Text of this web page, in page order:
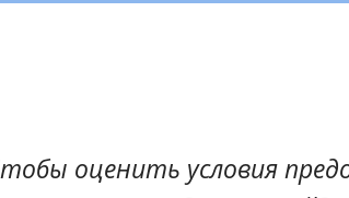
оценить условия